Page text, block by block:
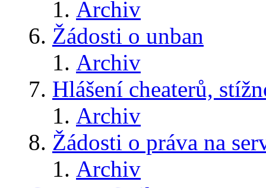
Archiv
Žádosti o unban
Archiv
Hlášení cheaterů,
Archiv
Žádosti o práva na
Archiv